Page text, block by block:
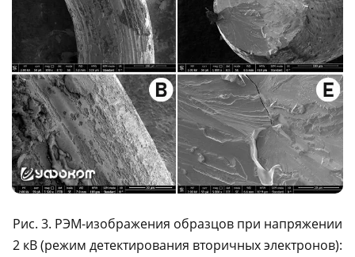
Рис. 3. РЭМ-изображения образцов при напряжении
2 кВ (режим детектирования вторичных электронов):